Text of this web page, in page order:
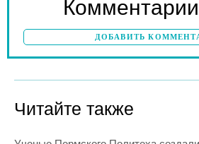
Комментарии
ДОБАВИТЬ
Читайте также